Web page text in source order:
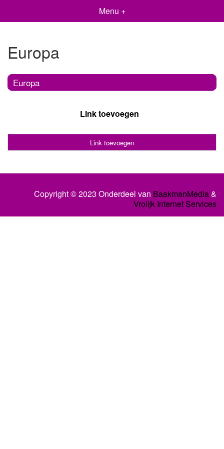
Menu +
Europa
Europa
Link toevoegen
Link toevoegen
Copyright © 2023 Onderdeel van BaakmanMedia&
Vrolijk Internet Services